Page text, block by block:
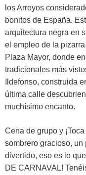
los Arroyos
bonitos de España.
arquitectura negra en
el empleo de la
Plaza Mayor, donde
tradicionales más
Ildefonso, construida
última calle
muchísimo encanto.
Cena de grupo y
sombrero gracioso,
divertido, eso es lo
DE CARNAVAL!